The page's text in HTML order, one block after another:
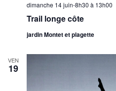
Trail longe côte
dimanche 14 juin-8h30 à 13h00
jardin Montet et plagette
VEN
19